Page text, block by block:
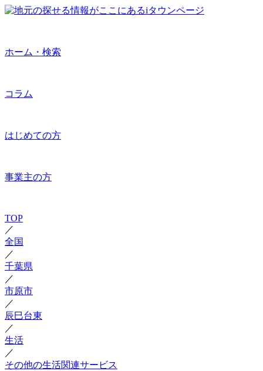
ホーム・検索
コラム
はじめての方
事業主の方
TOP
／
全国
／
千葉県
／
市原市
／
辰巳台東
／
生活
／
その他の生活関連サービス